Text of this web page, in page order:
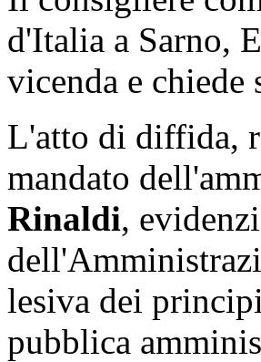
d'Italia a Sarno,
vicenda e
L'atto di diffida,
mandato
Rinaldi,
lesiva dei
pubblica